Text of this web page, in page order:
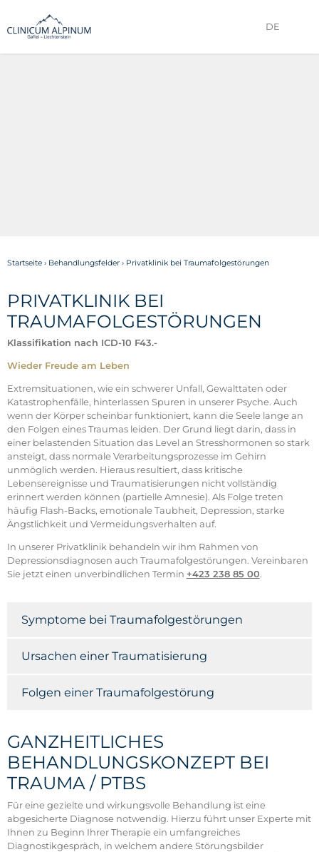
DE
Startseite› Behandlungsfelder› Privatklinik bei Traumafolgestörungen
PRIVATKLINIK BEI
TRAUMAFOLGESTÖRUNGEN
Klassifikation nach ICD-10 F43.-
Wieder Freude am Leben
Extremsituationen, wie ein schwerer Unfall, Gewalttaten oder
Katastrophenfälle, hinterlassen Spuren in unserer Psyche. Auch
wenn der Körper scheinbar funktioniert, kann die Seele lange an
den Folgen eines Traumas leiden. Der Grund liegt darin, dass in
einer belastenden Situation das Level an Stresshormonen so stark
ansteigt, dass normale Verarbeitungsprozesse im Gehirn
unmöglich werden. Hieraus resultiert, dass kritische
Lebensereignisse und Traumatisierungen nicht vollständig
erinnert werden können (partielle Amnesie). Als Folge treten
häufig Flash-Backs, emotionale Taubheit, Depression, starke
Ängstlichkeit und Vermeidungsverhalten auf.
In unserer Privatklinik behandeln wir ihm Rahmen von
Depressionsdiagnosen auch Traumafolgestörungen. Vereinbaren
Sie jetzt einen unverbindlichen Termin +423 238 85 00.
Symptome bei Traumafolgestörungen
Ursachen einer Traumatisierung
Folgen einer Traumafolgestörung
GANZHEITLICHES
BEHANDLUNGSKONZEPT BEI
TRAUMA / PTBS
Für eine gezielte und wirkungsvolle Behandlung ist eine
abgesicherte Diagnose notwendig. Hierzu führt unser Experte mit
Ihnen zu Beginn Ihrer Therapie ein umfangreiches
Diagnostikgespräch, in welchem andere Störungsbilder